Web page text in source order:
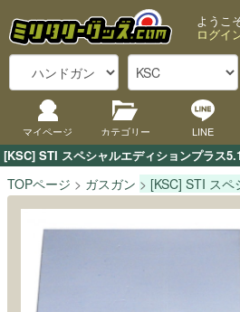
[KSC] STI スペシャルエディションプラス
ようこ
ログイ
マイページ カテゴリー LINE
TOPページ ガスガン [KSC] STI スペ